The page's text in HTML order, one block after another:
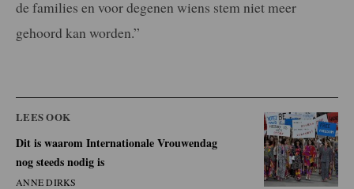
de families en voor degenen wiens stem niet meer
gehoord kan worden.”
LEES OOK
Dit is waarom Internationale Vrouwendag
nog steeds nodig is
ANNE DIRKS